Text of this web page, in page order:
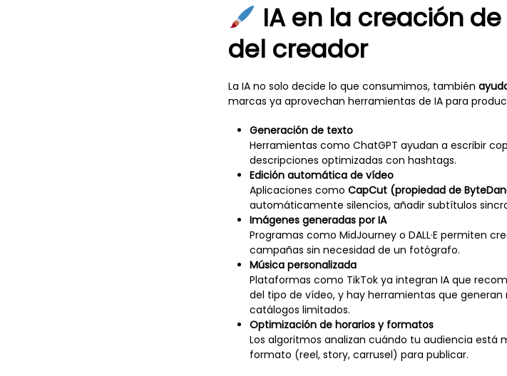
IA en la creación
del creador
La IA no solo decide lo que consumimos, también
marcas ya aprovechan herramientas de IA para
Generación de texto
Herramientas como ChatGPT ayudan a escribir
descripciones optimizadas con hashtags.
Edición automática de vídeo
Aplicaciones como CapCut (propiedad de
automáticamente silencios, añadir subtítulos
Imágenes generadas por IA
Programas como MidJourney o DALL·E permiten
campañas sin necesidad de un fotógrafo.
Música personalizada
Plataformas como TikTok ya integran IA que
del tipo de vídeo, y hay herramientas que
catálogos limitados.
Optimización de horarios y formatos
Los algoritmos analizan cuándo tu audiencia está
formato (reel, story, carrusel) para publicar.